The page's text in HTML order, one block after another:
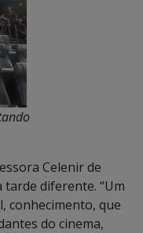
Celenir de
diferente. “Um
conhecimento, que
do cinema,